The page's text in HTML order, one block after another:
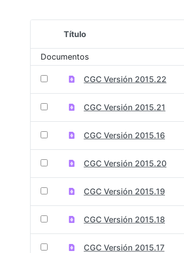
Selección del elemento
Título
Documentos
CGC Versión 2015.22
CGC Versión 2015.21
CGC Versión 2015.16
CGC Versión 2015.20
CGC Versión 2015.19
CGC Versión 2015.18
CGC Versión 2015.17